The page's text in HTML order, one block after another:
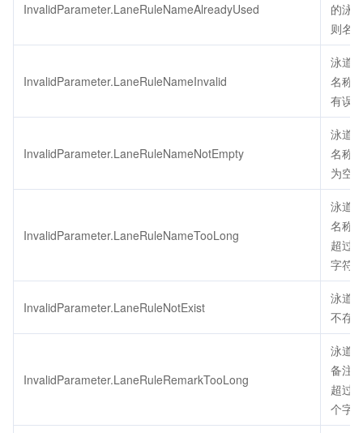
InvalidParameter.LaneRuleNameAlreadyUsed
的泳
则名
InvalidParameter.LaneRuleNameInvalid
泳道
名称
有误
InvalidParameter.LaneRuleNameNotEmpty
泳道
名称
为空
InvalidParameter.LaneRuleNameTooLong
泳道
名称
超过
字符
InvalidParameter.LaneRuleNotExist
泳道
不存
InvalidParameter.LaneRuleRemarkTooLong
泳道
备注
超过
个字